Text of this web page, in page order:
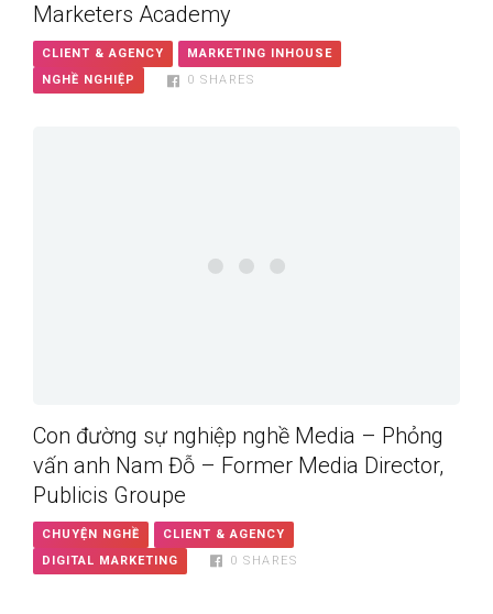
Marketers Academy
CLIENT & AGENCY
MARKETING INHOUSE
NGHỀ NGHIỆP
0 SHARES
Con đường sự nghiệp nghề Media – Phỏng
vấn anh Nam Đỗ – Former Media Director,
Publicis Groupe
CHUYỆN NGHỀ
CLIENT & AGENCY
DIGITAL MARKETING
0 SHARES